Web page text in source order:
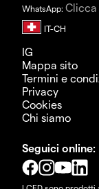
WhatsApp: Clicca
IG
Mappa sito
Termini e
Privacy
Cookies
Chi siamo
Seguici online: